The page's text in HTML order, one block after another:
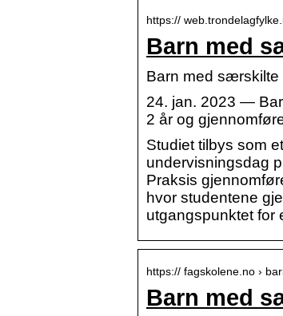
https://
Barn med
Barn med særskilte
24. jan. 2023 —
2 år og
Studiet tilbys som
undervisningsdag
Praksis
hvor studentene
utgangspunktet for
https:// fagskolene.no ›
Barn med